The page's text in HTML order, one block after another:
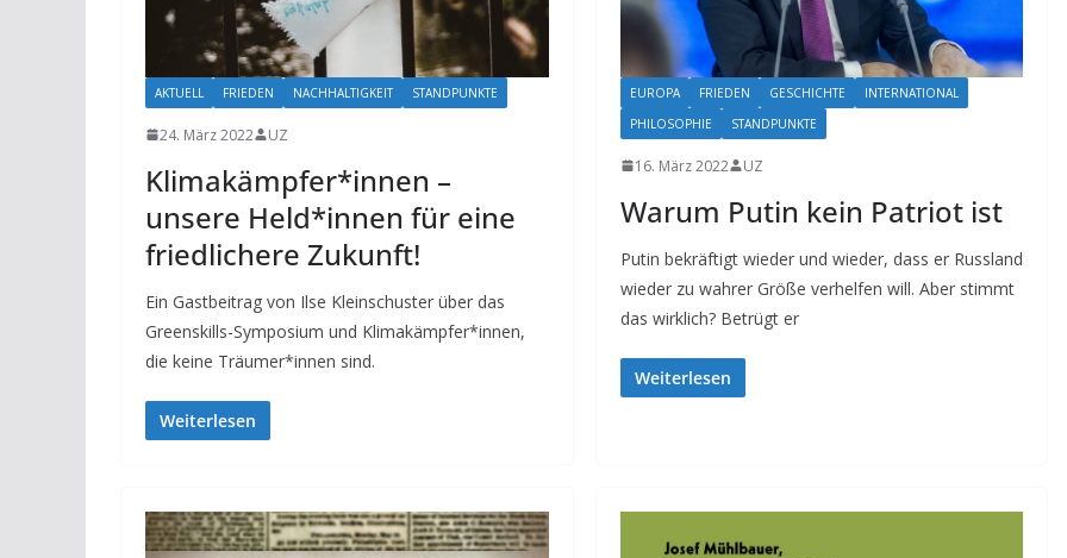
AKTUELL FRIEDEN NACHHALTIGKEIT STANDPUNKTE
24. März 2022 UZ
Klimakämpfer*innen –
unsere Held*innen für eine
friedlichere Zukunft!
Ein Gastbeitrag von Ilse Kleinschuster über das
Greenskills-Symposium und Klimakämpfer*innen,
die keine Träumer*innen sind.
Weiterlesen
EUROPA FRIEDEN GESCHICHTE
INTERNATIONAL
PHILOSOPHIE
STANDPUNKTE
16. März 2022 UZ
Warum Putin kein Patriot ist
Putin bekräftigt wieder und wieder, dass er Russland
wieder zu wahrer Größe verhelfen will. Aber stimmt
das wirklich? Betrügt er
Weiterlesen